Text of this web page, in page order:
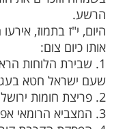
עוד תוכן
שלנו
הם ימי
בתשעה
את חורבן